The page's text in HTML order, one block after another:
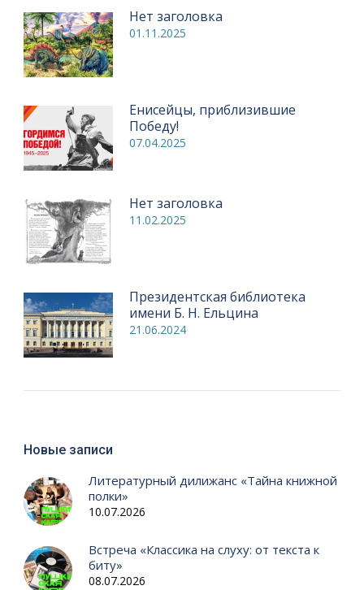
Нет заголовка
01.11.2025
Енисейцы, приблизившие
Победу!
07.04.2025
Нет заголовка
11.02.2025
Президентская библиотека
имени Б. Н. Ельцина
21.06.2024
Новые записи
Литературный дилижанс «Тайна книжной
полки»
10.07.2026
Встреча «Классика на слуху: от текста к
биту»
08.07.2026